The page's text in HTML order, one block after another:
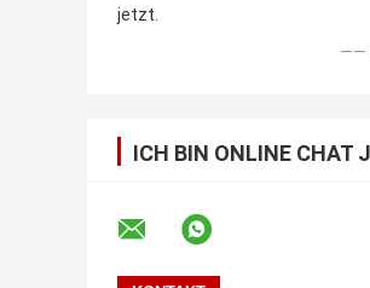
jetzt.
——
ICH BIN ONLINE CHAT